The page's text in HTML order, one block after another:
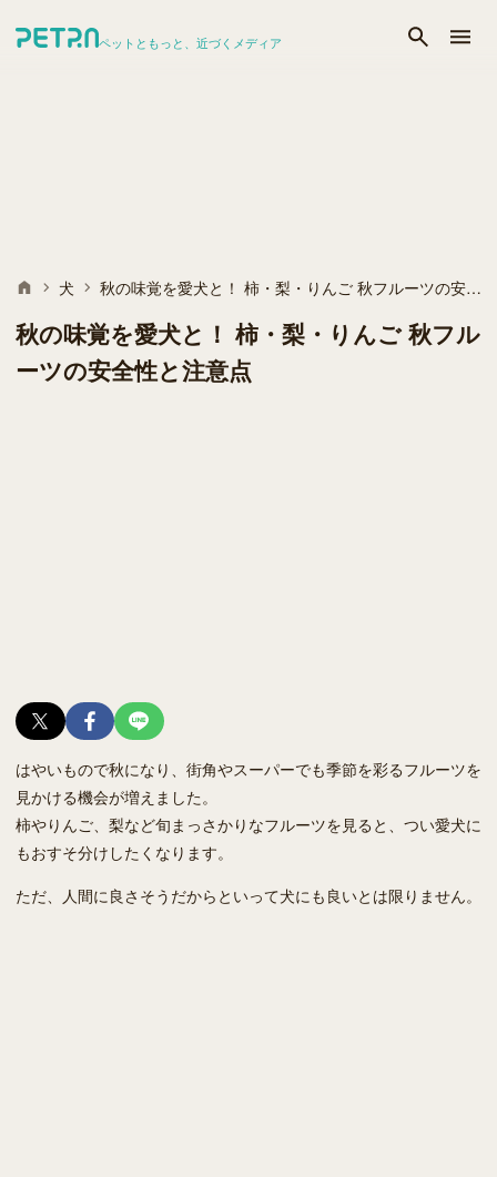
ペットともっと、近づくメディア
犬 秋の味覚を愛犬と！ 柿・梨・りんご 秋フルーツの安全性と注意点
秋の味覚を愛犬と！ 柿・梨・りんご 秋フル
ーツの安全性と注意点
はやいもので秋になり、街角やスーパーでも季節を彩るフルーツを
見かける機会が増えました。
柿やりんご、梨など旬まっさかりなフルーツを見ると、つい愛犬に
もおすそ分けしたくなります。
ただ、人間に良さそうだからといって犬にも良いとは限りません。